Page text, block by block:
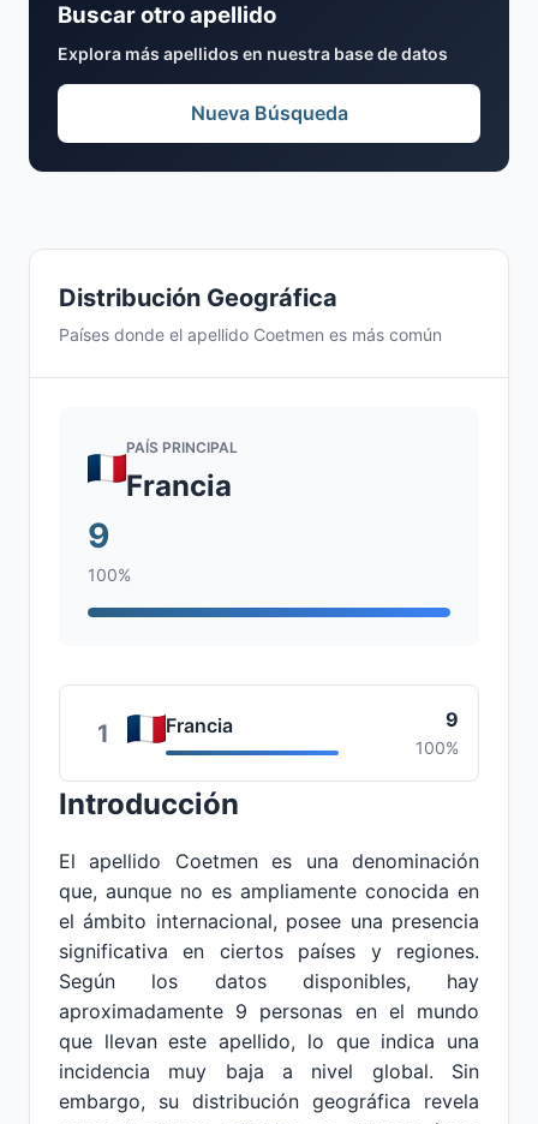
Distribución Geográfica
Países donde el apellido Coetmen es más común
PAÍS PRINCIPAL
Francia
9
100%
1 Francia 9
100%
Introducción
El apellido Coetmen es una denominación
que, aunque no es ampliamente conocida en
el ámbito internacional, posee una presencia
significativa en ciertos países y regiones.
Según los datos disponibles, hay
aproximadamente 9 personas en el mundo
que llevan este apellido, lo que indica una
incidencia muy baja a nivel global. Sin
embargo, su distribución geográfica revela
Buscar otro apellido
Explora más apellidos en nuestra base de datos
Nueva Búsqueda